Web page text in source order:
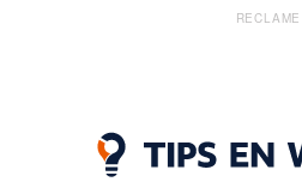
RECLAME